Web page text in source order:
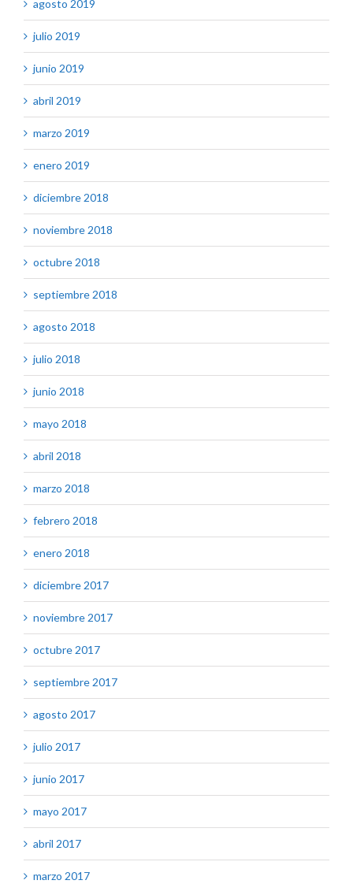
agosto 2019
julio 2019
junio 2019
abril 2019
marzo 2019
enero 2019
diciembre 2018
noviembre 2018
octubre 2018
septiembre 2018
agosto 2018
julio 2018
junio 2018
mayo 2018
abril 2018
marzo 2018
febrero 2018
enero 2018
diciembre 2017
noviembre 2017
octubre 2017
septiembre 2017
agosto 2017
julio 2017
junio 2017
mayo 2017
abril 2017
marzo 2017